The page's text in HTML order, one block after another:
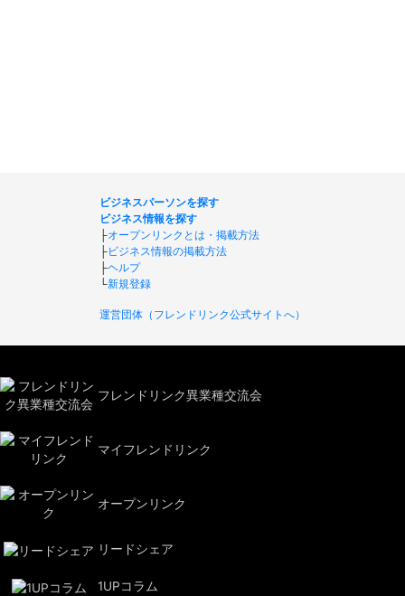
ビジネスパーソンを探す
ビジネス情報を探す
├オープンリンクとは・掲載方法
├ビジネス情報の掲載方法
├ヘルプ
└新規登録
運営団体（フレンドリンク公式サイトへ）
フレンドリンク異業種交流会
マイフレンドリンク
オープンリンク
リードシェア
1UPコラム